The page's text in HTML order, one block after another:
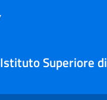
Istituto Superiore